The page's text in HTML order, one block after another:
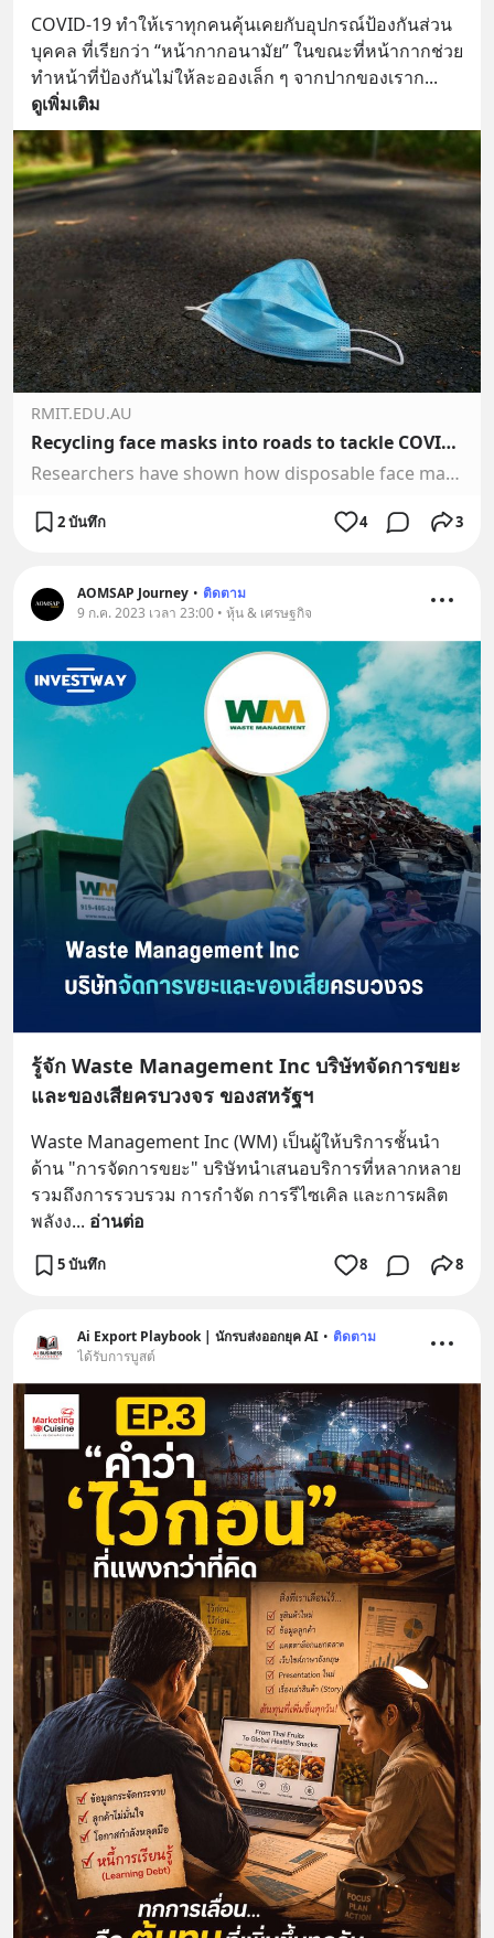
COVID-19 ทำให้เราทุกคนคุ้นเคยกับอุปกรณ์ป้องกันส่วน
บุคคล ที่เรียกว่า “หน้ากากอนามัย” ในขณะที่หน้ากากช่วย
ทำหน้าที่ป้องกันไม่ให้ละอองเล็ก ๆ จากปากของเราก...
ดูเพิ่มเติม
RMIT.EDU.AU
Recycling face masks into roads to tackle COVID-generated waste
Researchers have shown how disposable face masks could be recycled to make roads, in a circular economy solution to pandemic-generated waste.
2 บันทึก 4 3
AOMSAP Journey • ติดตาม
9 ก.ค. 2023 เวลา 23:00 • หุ้น & เศรษฐกิจ
รู้จัก Waste Management Inc บริษัทจัดการขยะ
และของเสียครบวงจร ของสหรัฐฯ
Waste Management Inc (WM) เป็นผู้ให้บริการชั้นนำ
ด้าน "การจัดการขยะ" บริษัทนำเสนอบริการที่หลากหลาย
รวมถึงการรวบรวม การกำจัด การรีไซเคิล และการผลิต
พลังง... อ่านต่อ
5 บันทึก 8 8
Ai Export Playbook | นักรบส่งออกยุค AI • ติดตาม
ได้รับการบูสต์